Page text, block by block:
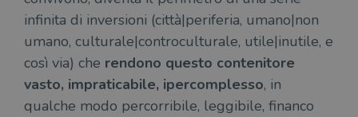
infinita di inversioni (città|periferia, umano|non
umano, culturale|controculturale, utile|inutile, e
così via) che rendono questo contenitore
vasto, impraticabile, ipercomplesso, in
qualche modo percorribile, leggibile, financo